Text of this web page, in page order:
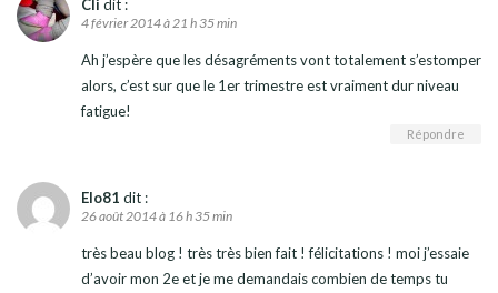
Cli dit :
4 février 2014 à 21 h 35 min
Ah j’espère que les désagréments vont totalement s’estomper
alors, c’est sur que le 1er trimestre est vraiment dur niveau
fatigue!
Répondre
Elo81 dit :
26 août 2014 à 16 h 35 min
très beau blog ! très très bien fait ! félicitations ! moi j’essaie
d’avoir mon 2e et je me demandais combien de temps tu